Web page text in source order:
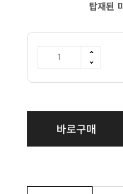
탑재된
바로구매